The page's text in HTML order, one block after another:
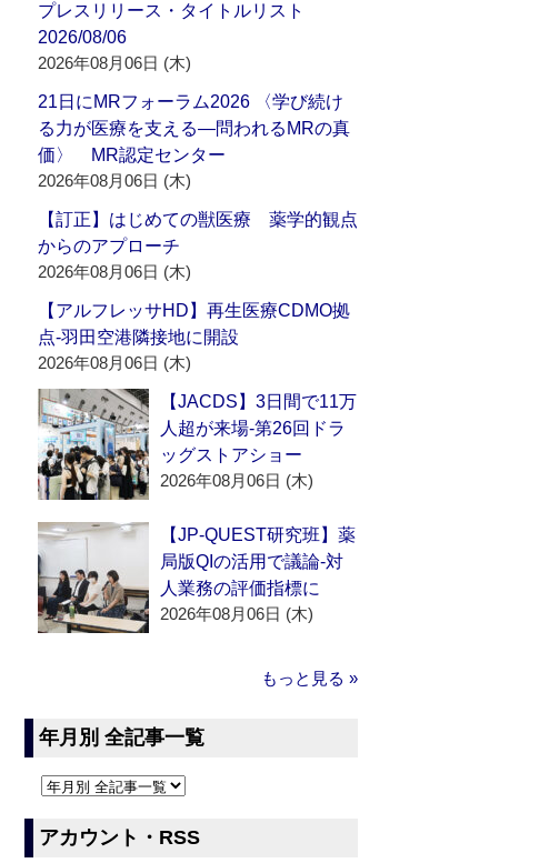
プレスリリース・タイトルリスト
2026/08/06
2026年08月06日 (木)
21日にMRフォーラム2026 〈学び続け
る力が医療を支える―問われるMRの真
価〉 MR認定センター
2026年08月06日 (木)
【訂正】はじめての獣医療 薬学的観点
からのアプローチ
2026年08月06日 (木)
【アルフレッサHD】再生医療CDMO拠
点‐羽田空港隣接地に開設
2026年08月06日 (木)
【JACDS】3日間で11万
人超が来場‐第26回ドラ
ッグストアショー
2026年08月06日 (木)
【JP-QUEST研究班】薬
局版QIの活用で議論‐対
人業務の評価指標に
2026年08月06日 (木)
もっと見る »
年月別 全記事一覧
アカウント・RSS